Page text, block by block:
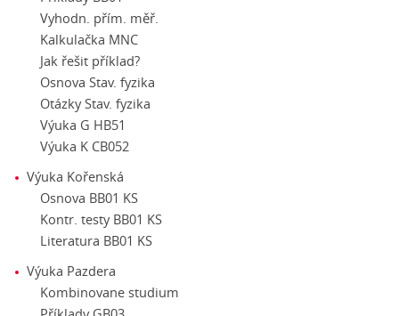
Vyhodn. přím. měř.
Kalkulačka MNC
Jak řešit příklad?
Osnova Stav. fyzika
Otázky Stav. fyzika
Výuka G HB51
Výuka K CB052
Výuka Kořenská
Osnova BB01 KS
Kontr. testy BB01 KS
Literatura BB01 KS
Výuka Pazdera
Kombinovane studium